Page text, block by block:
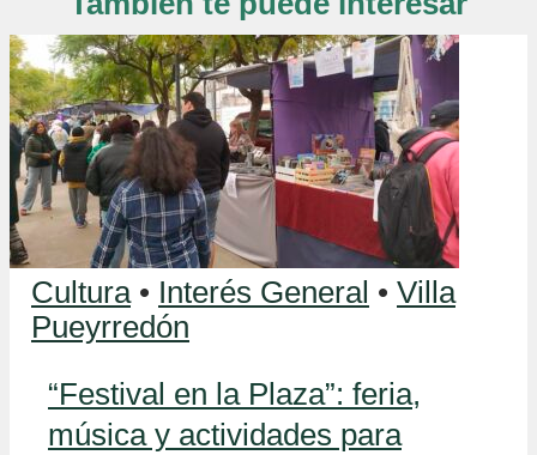
Cultura • Interés General • Villa
Pueyrredón
“Festival en la Plaza”: feria,
música y actividades para